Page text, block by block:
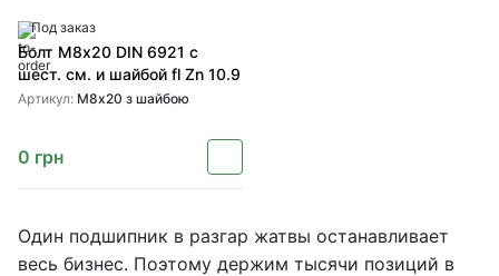
Под заказ
Болт М8х20 DIN 6921 с
шест. см. и шайбой fl Zn 10.9
Артикул: М8х20 з шайбою
0 грн
Один подшипник в разгар жатвы останавливает
весь бизнес. Поэтому держим тысячи позиций в